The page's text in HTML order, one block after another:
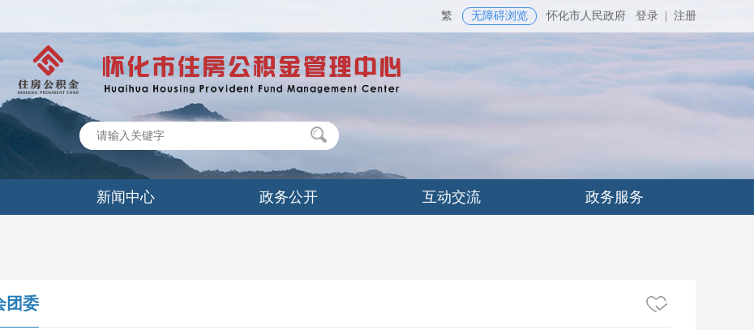
繁 无障碍浏览 怀化市人民政府 登录 注册
新闻中心 政务公开 互动交流 政务服务
团委